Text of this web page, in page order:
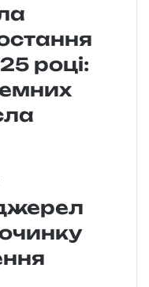
році: